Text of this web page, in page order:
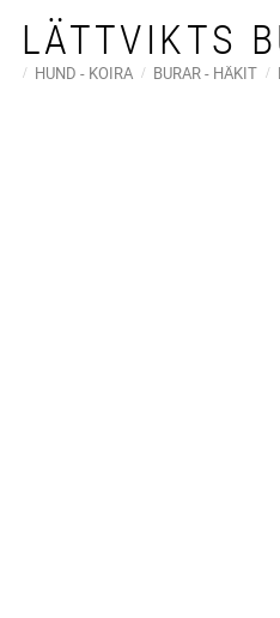
LÄTTVIKTS
HUND - KOIRA BURAR - HÄKIT